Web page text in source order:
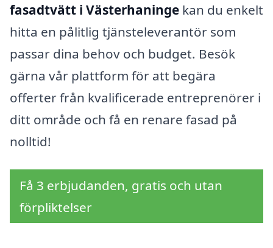
fasadtvätt i Västerhaninge kan du enkelt
hitta en pålitlig tjänsteleverantör som
passar dina behov och budget. Besök
gärna vår plattform för att begära
offerter från kvalificerade entreprenörer i
ditt område och få en renare fasad på
nolltid!
Få 3 erbjudanden, gratis och utan
förpliktelser